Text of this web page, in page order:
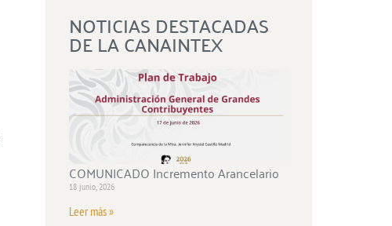
NOTICIAS DESTACADAS
DE LA CANAINTEX
COMUNICADO Incremento Arancelario
18 junio, 2026
Leer más »